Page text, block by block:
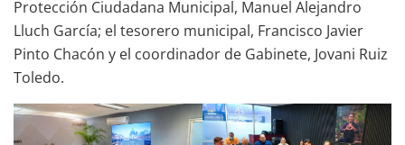
Protección Ciudadana Municipal, Manuel Alejandro
Lluch García; el tesorero municipal, Francisco Javier
Pinto Chacón y el coordinador de Gabinete, Jovani Ruiz
Toledo.